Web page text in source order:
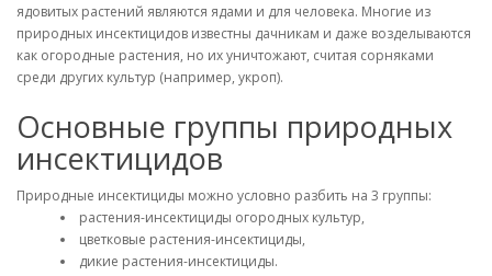
ядовитых растений являются ядами и для человека. Многие из
природных инсектицидов известны дачникам и даже возделываются
как огородные растения, но их уничтожают, считая сорняками
среди других культур (например, укроп).
Основные группы природных
инсектицидов
Природные инсектициды можно условно разбить на 3 группы:
растения-инсектициды огородных культур,
цветковые растения-инсектициды,
дикие растения-инсектициды.